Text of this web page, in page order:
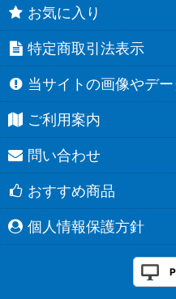
お気に入り
特定商取引法表示
当サイトの画像やデ
ご利用案内
問い合わせ
おすすめ商品
個人情報保護方針